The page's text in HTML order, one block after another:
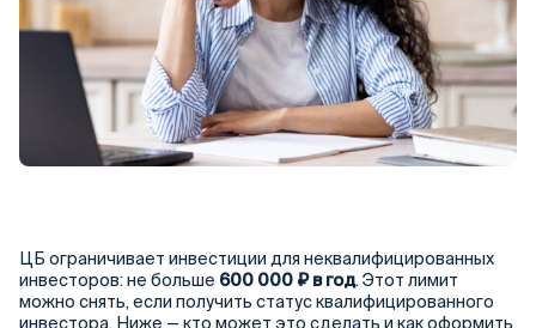
ЦБ ограничивает инвестиции для неквалифицированных
инвесторов: не больше 600 000 ₽ в год. Этот лимит
можно снять, если получить статус квалифицированного
инвестора. Ниже — кто может это сделать и как оформить